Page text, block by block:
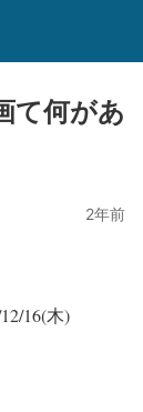
て何があ
2年前
12/16(木)